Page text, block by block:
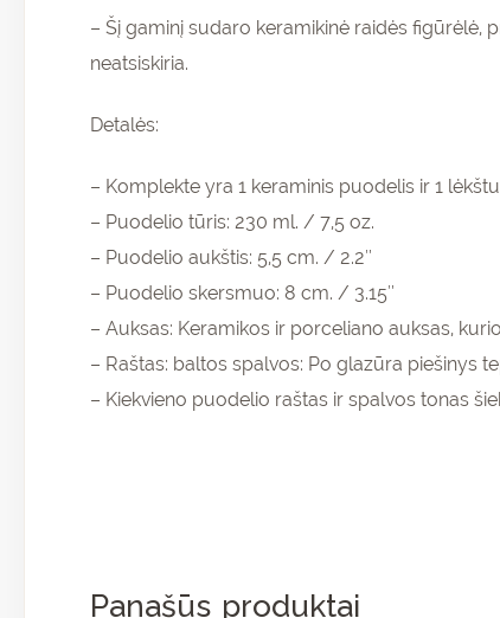
– Šį gaminį sudaro keramikinė raidės
neatsiskiria.
Detalės:
– Komplekte yra 1 keraminis puodelis ir 1
– Puodelio tūris: 230 ml. / 7,5 oz.
– Puodelio aukštis: 5,5 cm. / 2.2″
– Puodelio skersmuo: 8 cm. / 3.15″
– Auksas: Keramikos ir porceliano auksas,
– Raštas: baltos spalvos: Po glazūra piešinys
– Kiekvieno puodelio raštas ir spalvos tonas
Panašūs produktai